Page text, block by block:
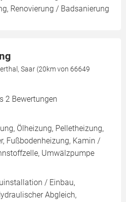
Renovierung / Badsanierung
Saar (20km von 66649
2 Bewertungen
Ölheizung, Pelletheizung,
Fußbodenheizung, Kamin /
Umwälzpumpe
/ Einbau,
Abgleich,